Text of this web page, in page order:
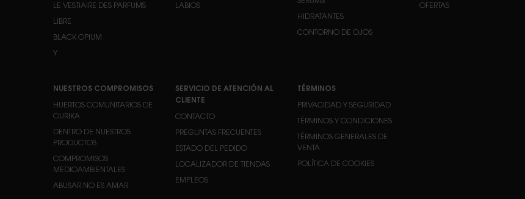
LE VESTIAIRE DES PARFUMS
LIBRE
BLACK OPIUM
Y
LABIOS
SÉRUMS
HIDRATANTES
CONTORNO DE OJOS
OFERTAS
NUESTROS COMPROMISOS
HUERTOS COMUNITARIOS DE
OURIKA
DENTRO DE NUESTROS
PRODUCTOS
COMPROMISOS
MEDIOAMBIENTALES
ABUSAR NO ES AMAR
SERVICIO DE ATENCIÓN AL
CLIENTE
CONTACTO
PREGUNTAS FRECUENTES
ESTADO DEL PEDIDO
LOCALIZADOR DE TIENDAS
EMPLEOS
TÉRMINOS
PRIVACIDAD Y SEGURIDAD
TÉRMINOS Y CONDICIONES
TÉRMINOS GENERALES DE
VENTA
POLÍTICA DE COOKIES